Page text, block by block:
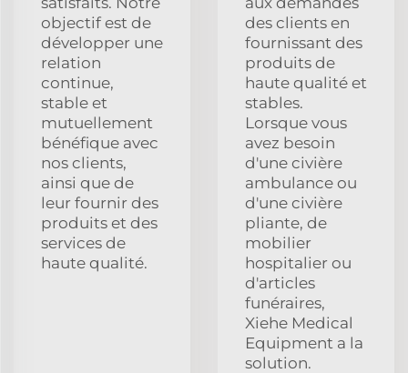
objectif est de
développer une
relation
continue,
stable et
mutuellement
bénéfique avec
nos clients,
ainsi que de
leur fournir des
produits et des
services de
haute qualité.
des clients en
fournissant des
produits de
haute qualité et
stables.
Lorsque vous
avez besoin
d'une civière
ambulance ou
d'une civière
pliante, de
mobilier
hospitalier ou
d'articles
funéraires,
Xiehe Medical
Equipment a la
solution.